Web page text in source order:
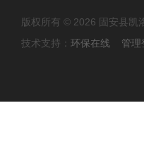
版权所有 © 2026 固安县
技术支持： 环保在线 管理